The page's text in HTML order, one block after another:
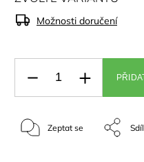
Možnosti doručení
Zeptat se